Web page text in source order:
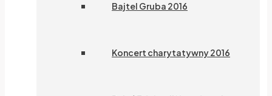
Bajtel Gruba 2016
Koncert charytatywny 2016